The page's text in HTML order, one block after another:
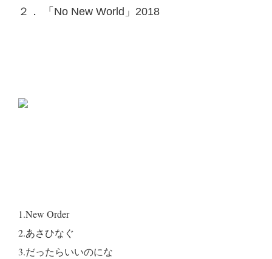
２． 「No New World」2018
1.New Order
2.あさひなぐ
3.だったらいいのにな